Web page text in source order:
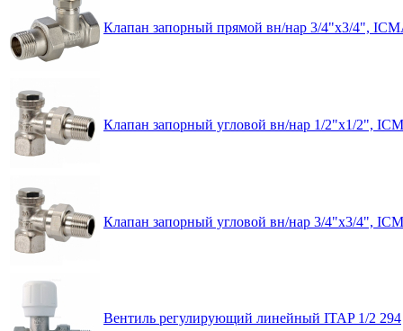
Клапан запорный прямой вн/нар 3/4"x3/4",
Клапан запорный угловой вн/нар 1/2"x1/2",
Клапан запорный угловой вн/нар 3/4"x3/4",
Вентиль регулирующий линейный ITAP 1/2 294